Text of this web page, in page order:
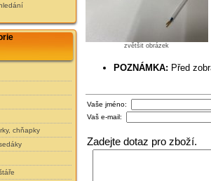
chňapky
zvětšit obrázek
POZNÁMKA: Před
Vaše jméno:
Vaš e-mail:
Zadejte dotaz pro zboží.